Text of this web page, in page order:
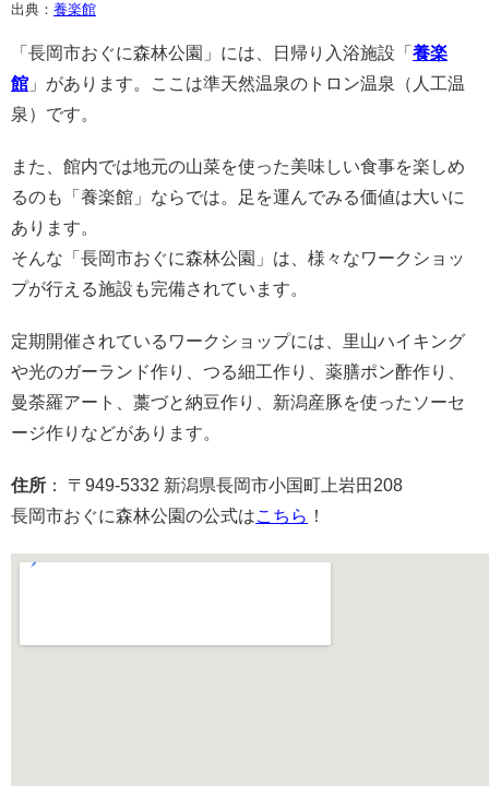
出典： 養楽館
「長岡市おぐに森林公園」には、日帰り入浴施設「 養楽
館 」があります。ここは準天然温泉のトロン温泉（人工温
泉）です。
また、館内では地元の山菜を使った美味しい食事を楽しめ
るのも「養楽館」ならでは。足を運んでみる価値は大いに
あります。
そんな「長岡市おぐに森林公園」は、様々なワークショッ
プが行える施設も完備されています。
定期開催されているワークショップには、里山ハイキング
や光のガーランド作り、つる細工作り、薬膳ポン酢作り、
曼荼羅アート、藁づと納豆作り、新潟産豚を使ったソーセ
ージ作りなどがあります。
住所 ： 〒949-5332 新潟県長岡市小国町上岩田208
長岡市おぐに森林公園の公式はこちら ！